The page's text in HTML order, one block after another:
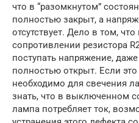
что в “разомкнутом”
полностью закрыт, а
отсутствует. Дело в том,
сопротивлении резистора
поступать напряжение,
полностью открыт. Если
необходимо для свечения
знать, что в выключенном
лампа потребляет ток,